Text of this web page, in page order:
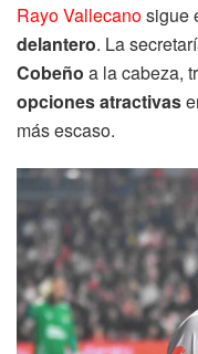
Rayo Vallecanosigue
delantero. La
Cobeño a la cabeza,
opciones atractivas
más escaso.